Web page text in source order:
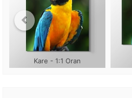
Kare - 1:1 Oran